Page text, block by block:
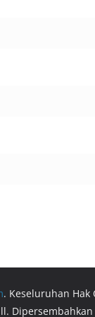
. Keseluruhan Hak
Dipersembahkan